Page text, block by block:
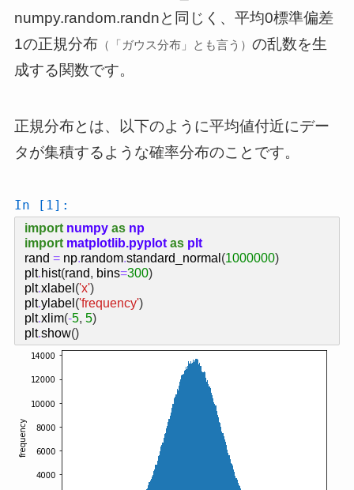
numpy.random.randnと同じく、平均0標準偏差
1の正規分布（「ガウス分布」とも言う） の乱数を生
成する関数です。
正規分布とは、以下のように平均値付近にデー
タが集積するような確率分布のことです。
In [1]:
import numpy as np
import matplotlib.pyplot as plt
rand = np.random.standard_normal (1000000)
plt.hist(rand, bins=300)
plt.xlabel ('x')
plt.ylabel ('frequency')
plt.xlim(-5, 5)
plt.show()